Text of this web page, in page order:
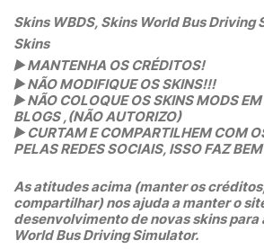
Skins WBDS, Skins World Bus Driving
Skins
▶️MANTENHA OS CRÉDITOS!
▶️NÃO MODIFIQUE OS SKINS!!!
▶️NÃO COLOQUE OS SKINS MODS EM
BLOGS ,(NÃO AUTORIZO)
▶️CURTAM E COMPARTILHEM COM
PELAS REDES SOCIAIS, ISSO FAZ
As atitudes acima (manter os
compartilhar) nos ajuda a manter o
desenvolvimento de novas skins para
World Bus Driving Simulator.